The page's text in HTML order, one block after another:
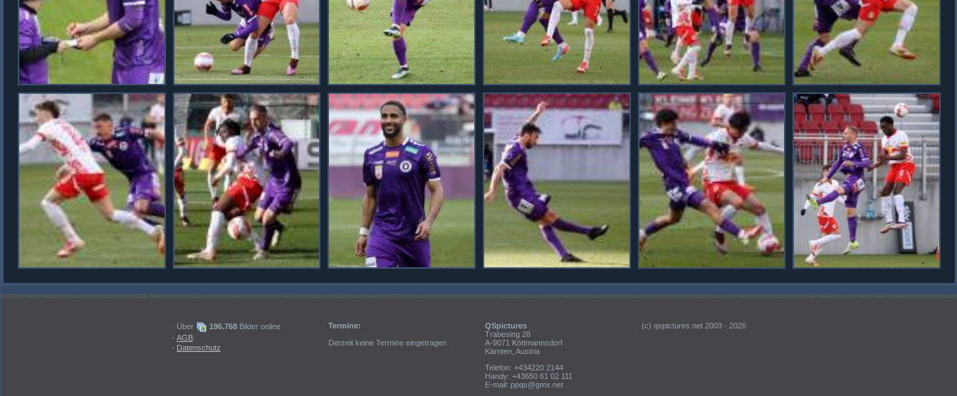
· Über 196.768 Bilder online
· AGB
· Datenschutz
Termine:
Derzeit keine Termine eingetragen
QSpictures
Trabesing 28
A-9071 Köttmannsdorf
Kärnten, Austria
Telefon: +434220 2144
Handy: +43650 61 02 111
E-mail: ppqs@gmx.net
(c) qspictures.net 2003 - 2026